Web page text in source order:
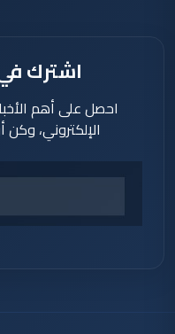
اشترك في
احصل على أهم
الإلكتروني،